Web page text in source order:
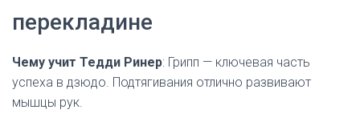
перекладине
Чему учит Тедди Ринер: Грипп — ключевая часть
успеха в дзюдо. Подтягивания отлично развивают
мышцы рук.